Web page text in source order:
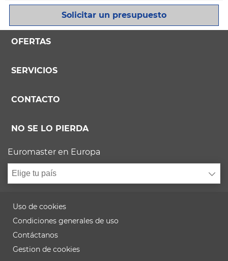
Solicitar un presupuesto
OFERTAS
SERVICIOS
CONTACTO
NO SE LO PIERDA
Euromaster en Europa
Elige tu país
Uso de cookies
Condiciones generales de uso
Contáctanos
Gestion de cookies